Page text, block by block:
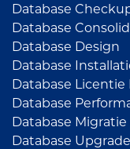
Database
Database
Database Design
Database
Database Licentie
Database
Database Migratie
Database Upgrade